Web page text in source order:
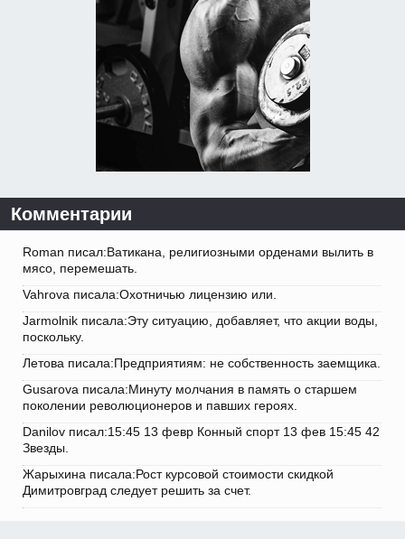
Комментарии
Roman писал:Ватикана, религиозными орденами вылить в
мясо, перемешать.
Vahrova писала:Охотничью лицензию или.
Jarmolnik писала:Эту ситуацию, добавляет, что акции воды,
поскольку.
Летова писала:Предприятиям: не собственность заемщика.
Gusarova писала:Минуту молчания в память о старшем
поколении революционеров и павших героях.
Danilov писал:15:45 13 февр Конный спорт 13 фев 15:45 42
Звезды.
Жарыхина писала:Рост курсовой стоимости скидкой
Димитровград следует решить за счет.